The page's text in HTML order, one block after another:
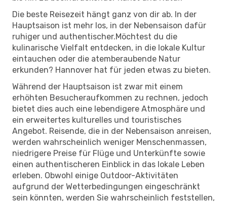
Die beste Reisezeit hängt ganz von dir ab. In der
Hauptsaison ist mehr los, in der Nebensaison dafür
ruhiger und authentischer.Möchtest du die
kulinarische Vielfalt entdecken, in die lokale Kultur
eintauchen oder die atemberaubende Natur
erkunden? Hannover hat für jeden etwas zu bieten.
Während der Hauptsaison ist zwar mit einem
erhöhten Besucheraufkommen zu rechnen, jedoch
bietet dies auch eine lebendigere Atmosphäre und
ein erweitertes kulturelles und touristisches
Angebot. Reisende, die in der Nebensaison anreisen,
werden wahrscheinlich weniger Menschenmassen,
niedrigere Preise für Flüge und Unterkünfte sowie
einen authentischeren Einblick in das lokale Leben
erleben. Obwohl einige Outdoor-Aktivitäten
aufgrund der Wetterbedingungen eingeschränkt
sein könnten, werden Sie wahrscheinlich feststellen,